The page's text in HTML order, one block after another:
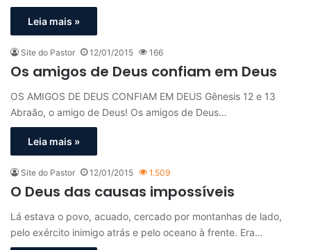
Leia mais »
Site do Pastor 12/01/2015 166
Os amigos de Deus confiam em Deus
OS AMIGOS DE DEUS CONFIAM EM DEUS Gênesis 12 e 13
Abraão, o amigo de Deus! Os amigos de Deus…
Leia mais »
Site do Pastor 12/01/2015 1.509
O Deus das causas impossíveis
Lá estava o povo, acuado, cercado por montanhas de lado,
pelo exército inimigo atrás e pelo oceano à frente. Era…